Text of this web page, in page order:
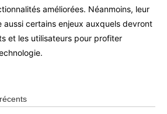
améliorées. Néanmoins, leur
aussi certains enjeux auxquels devront
et les utilisateurs pour profiter